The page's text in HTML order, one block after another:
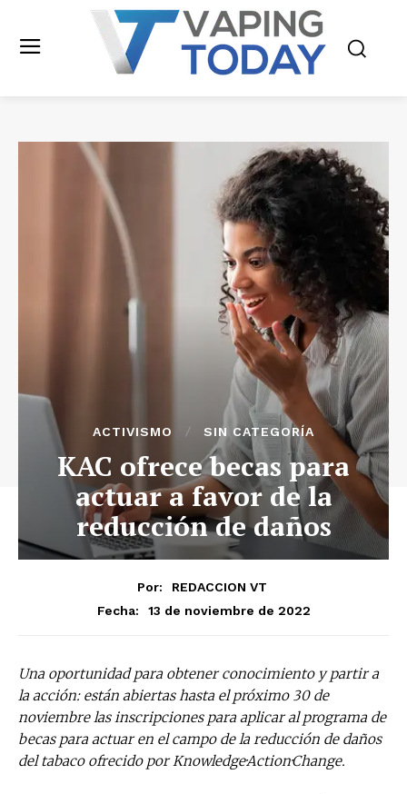
ACTIVISMO SIN CATEGORÍA
KAC ofrece becas para
actuar a favor de la
reducción de daños
Por:
REDACCION VT
Fecha:
13 de noviembre de 2022
Una oportunidad para obtener conocimiento y partir a
la acción: están abiertas hasta el próximo 30 de
noviembre las inscripciones para aplicar al programa de
becas para actuar en el campo de la reducción de daños
del tabaco ofrecido por Knowledge·Action·Change.